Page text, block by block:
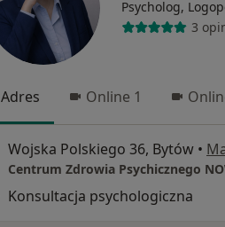
Psycholog,
3
Adres Online 1
Wojska Polskiego 36, Bytów •
Centrum Zdrowia Psychicznego
Konsultacja psychologiczna